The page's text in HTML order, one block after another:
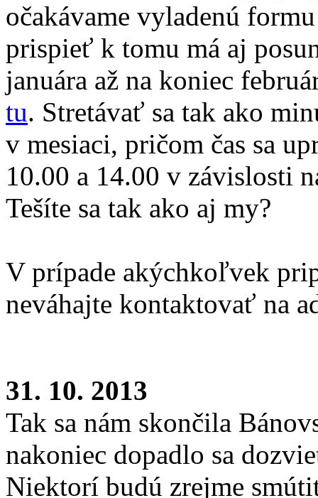
očakávame vyladenú
prispieť k tomu má aj
januára až na koniec
tu. Stretávať sa tak ako
v mesiaci, pričom čas sa
10.00 a 14.00 v závislosti
Tešíte sa tak ako aj my?
V prípade akýchkoľvek
neváhajte kontaktovať na
31. 10. 2013
Tak sa nám skončila
nakoniec dopadlo sa
Niektorí budú zrejme